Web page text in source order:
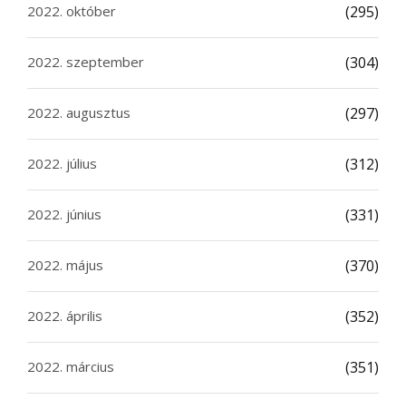
2022. október (295)
2022. szeptember (304)
2022. augusztus (297)
2022. július (312)
2022. június (331)
2022. május (370)
2022. április (352)
2022. március (351)